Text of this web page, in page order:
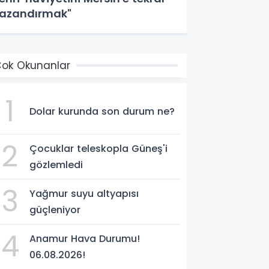
Okunanlar
1 Dolar kurunda son durum ne?
2
Çocuklar teleskopla Güneş'i
gözlemledi
3
Yağmur suyu altyapısı
güçleniyor
4
Anamur Hava Durumu!
06.08.2026!